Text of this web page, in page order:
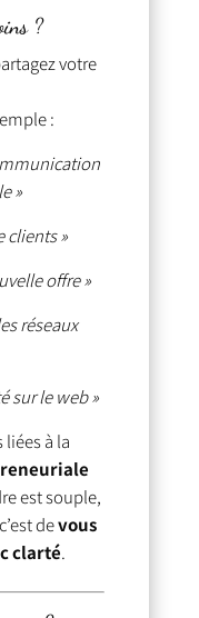
?
votre
:
»
clients »
offre »
réseaux
sur le web »
à la
est souple,
devous
clarté.